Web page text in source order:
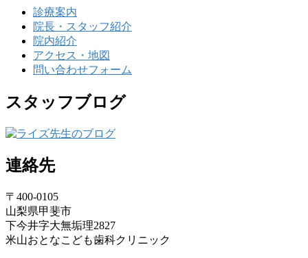
診療案内
院長・スタッフ紹介
院内紹介
アクセス・地図
問い合わせフォーム
スタッフブログ
連絡先
〒400-0105
山梨県甲斐市
下今井字大無垢理2827
米山おとなこども歯科クリニック